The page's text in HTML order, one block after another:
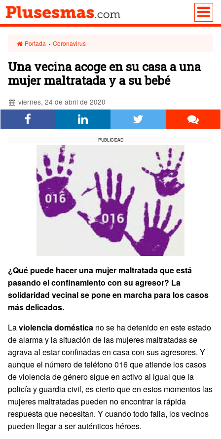
Portada › Coronavirus
Una vecina acoge en su casa a una
mujer maltratada y a su bebé
viernes, 24 de abril de 2020
PUBLICIDAD
¿Qué puede hacer una mujer maltratada que está
pasando el confinamiento con su agresor? La
solidaridad vecinal se pone en marcha para los casos
más delicados.
Laviolencia doméstica no se ha detenido en este estado
de alarma y la situación de las mujeres maltratadas se
agrava al estar confinadas en casa con sus agresores. Y
aunque el número de teléfono 016 que atiende los casos
de violencia de género sigue en activo al igual que la
policía y guardia civil, es cierto que en estos momentos las
mujeres maltratadas pueden no encontrar la rápida
respuesta que necesitan. Y cuando todo falla, los vecinos
pueden llegar a ser auténticos héroes.